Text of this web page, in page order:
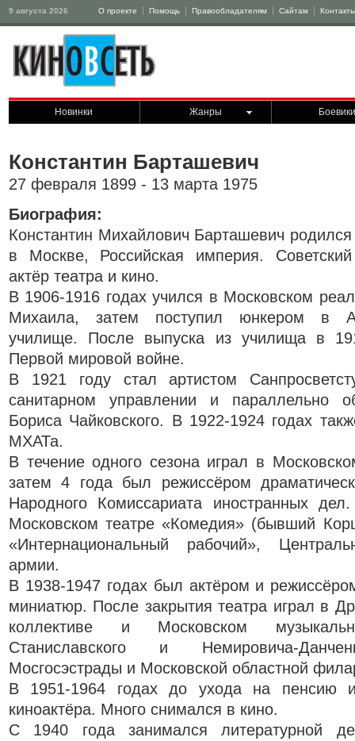
9 августа 2026 О проекте Помощь Правообладателям Сайтам Контакты
Новинки Жанры Боевики
Константин Барташевич
27 февраля 1899 - 13 марта 1975
Биография:
Константин Михайлович Барташевич родился
в Москве, Российская империя. Советский
актёр театра и кино.
В 1906-1916 годах учился в Московском
Михаила, затем поступил юнкером в
училище. После выпуска из училища в
Первой мировой войне.
В 1921 году стал артистом
санитарном управлении и параллельно
Бориса Чайковского. В 1922-1924 годах
МХАТа.
В течение одного сезона играл в
затем 4 года был режиссёром
Народного Комиссариата иностранных
Московском театре «Комедия» (бывший
«Интернациональный рабочий»,
армии.
В 1938-1947 годах был актёром и
миниатюр. После закрытия театра играл в
коллективе и Московском
Станиславского и Немировича-
Мосгосэстрады и Московской областной
В 1951-1964 годах до ухода на пенсию
киноактёра. Много снимался в кино.
С 1940 года занимался литературной